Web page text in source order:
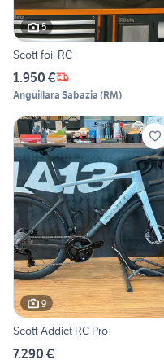
5
Scott foil RC
1.950 €
Anguillara Sabazia (RM)
9
Scott Addict RC Pro
7.290 €